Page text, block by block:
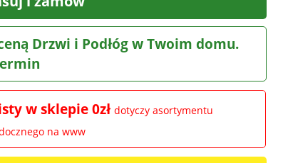
Drzwi i Podłóg w Twoim domu.
w sklepie 0złdotyczy asortymentu
na www